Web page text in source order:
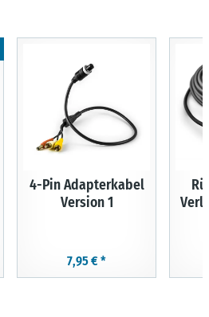
4-Pin Adapterkabel
Version 1
7,95 € *